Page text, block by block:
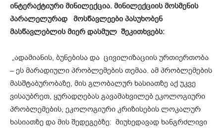
ინტერაქტიური მინილექცია. მინილექციის მოსმენის
პარალელურად მოსწავლეები პასუხობენ
მასწავლებლის მიერ დასმულ შეკითხვებს:
„ადამიანის, ბუნებისა და ცივილიზაციის ურთიერთობა
– ეს მარადიული პრობლემების თემაა. ამ პრობლემების
მასშტაბურობაზე, მის გლობალურ ხასიათზე აქ უკვე
ვისაუბრეთ, ყურადღებას გავამახვილებ ეკოლოგიური
პრობლემების, ეკოლოგიური კრიზისების ლოკალურ
ხასიათზე და მის შედეგებზე: მიუხედავად ხანგრძლივი